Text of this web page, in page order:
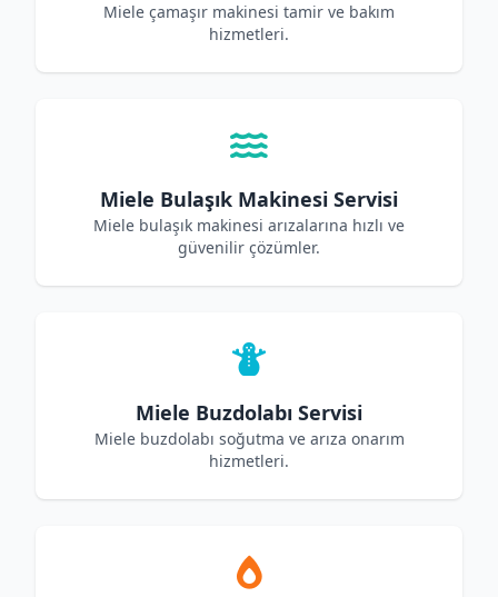
Miele çamaşır makinesi tamir ve bakım
hizmetleri.
Miele Bulaşık Makinesi Servisi
Miele bulaşık makinesi arızalarına hızlı ve
güvenilir çözümler.
Miele Buzdolabı Servisi
Miele buzdolabı soğutma ve arıza onarım
hizmetleri.